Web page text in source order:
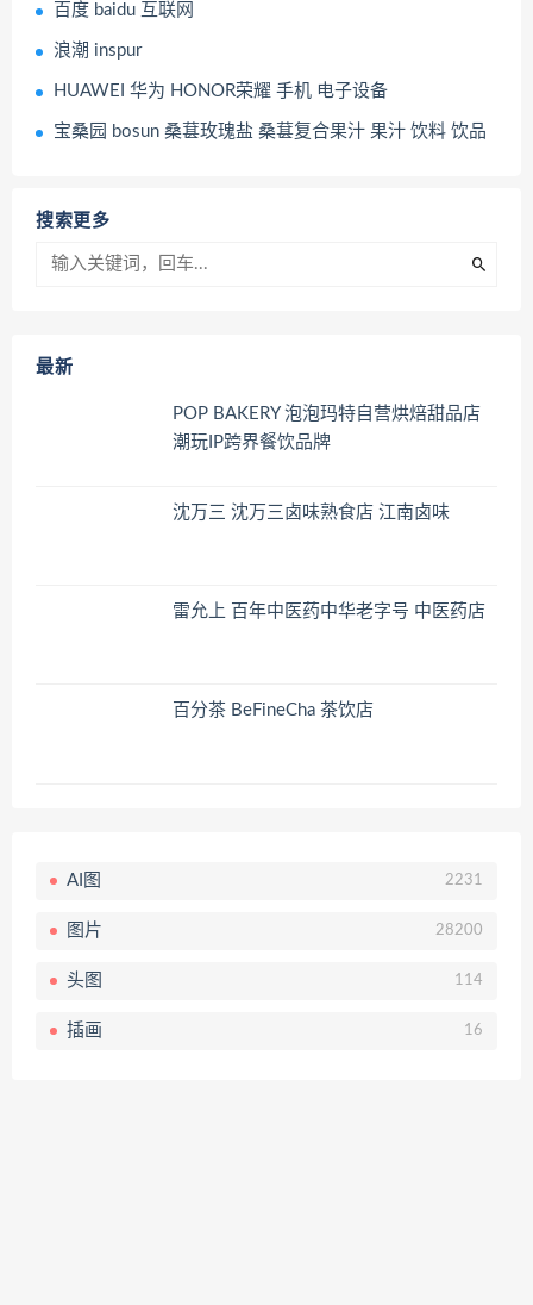
百度 baidu 互联网
浪潮 inspur
HUAWEI 华为 HONOR荣耀 手机 电子设备
宝桑园 bosun 桑葚玫瑰盐 桑葚复合果汁 果汁 饮料 饮品
搜索更多
最新
POP BAKERY 泡泡玛特自营烘焙甜品店
潮玩IP跨界餐饮品牌
沈万三 沈万三卤味熟食店 江南卤味
雷允上 百年中医药中华老字号 中医药店
百分茶 BeFineCha 茶饮店
AI图 2231
图片 28200
头图 114
插画 16